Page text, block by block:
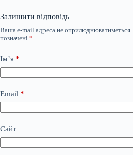
Залишити відповідь
Ваша e-mail адреса не оприлюднюватиметься.
позначені *
Ім’я *
Email *
Сайт